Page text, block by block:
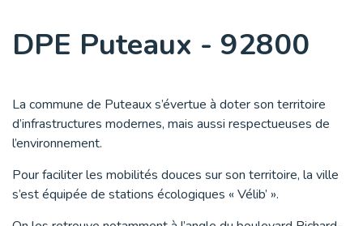
DPE Puteaux - 92800
La commune de Puteaux s’évertue à doter son territoire
d’infrastructures modernes, mais aussi respectueuses de
l’environnement.
Pour faciliter les mobilités douces sur son territoire, la ville
s’est équipée de stations écologiques « Vélib’ ».